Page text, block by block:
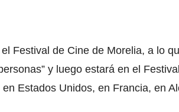
Festival de Cine de Morelia, a lo
y luego estará en el
Estados Unidos, en Francia, en